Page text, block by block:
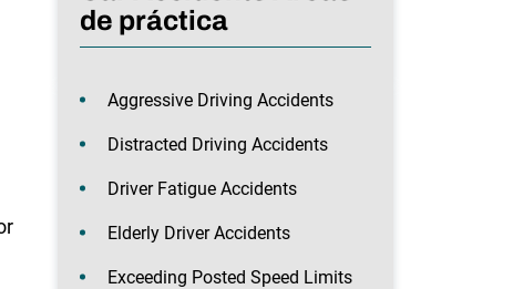
de práctica
Aggressive Driving Accidents
Distracted Driving Accidents
Driver Fatigue Accidents
Elderly Driver Accidents
Exceeding Posted Speed Limits